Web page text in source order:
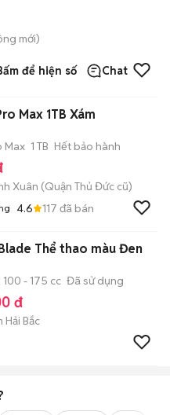
mới)
để hiện số Chat
Max 1TB Xám
Max 1 TB Hết bảo hành
Xuân (Quận Thủ Đức cũ)
4.6 117 đã bán
Thể thao màu Đen
100 - 175 cc Đã sử dụng
đ
Hải Bắc